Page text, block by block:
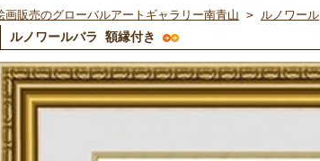
画販売のグローバルアートギャラリー南青山 > ルノワール
ルノワールバラ 額縁付き